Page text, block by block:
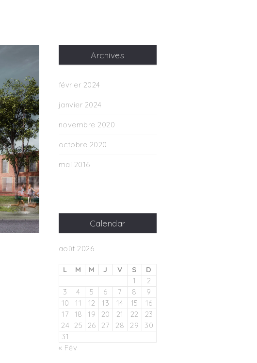
Archives
février 2024
janvier 2024
novembre 2020
octobre 2020
mai 2016
Calendar
août 2026
L M M J V S
D
1
2
3
4 5 6 7 8
9
10
11 12 13 14 15
16
17
18 19 20 21 22
23
24
25 26 27 28 29
30
31
« Fév